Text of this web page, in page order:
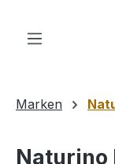
Marken
Naturino